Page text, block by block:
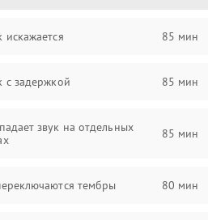
искажается 85 мин
с задержкой 85 мин
звук на отдельных
85 мин
тембры 80 мин